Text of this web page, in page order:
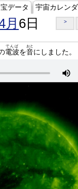
データ 宇宙カレン
月 6日 >
電波
でんぱ
を音
おと
にしました。